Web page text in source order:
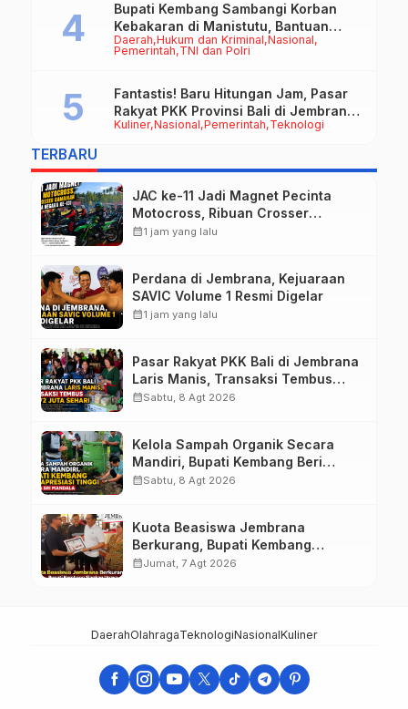
Daerah Hukum dan Kriminal Nasional
Pemerintah TNI dan Polri
Bupati Kembang Sambangi Korban
Kebakaran di Manistutu, Bantuan
Disalurkan untuk Ringankan Beban
Kuliner Nasional Pemerintah Teknologi
Fantastis! Baru Hitungan Jam, Pasar
Rakyat PKK Provinsi Bali di Jembrana
Raup Omzet Ratusan Juta
TERBARU
JAC ke-11 Jadi Magnet Pecinta
Motocross, Ribuan Crosser
Ramaikan HUT Kota Negara ke-131
calendar_month1 jam yang lalu
Perdana di Jembrana, Kejuaraan
SAVIC Volume 1 Resmi Digelar
calendar_month1 jam yang lalu
Pasar Rakyat PKK Bali di Jembrana
Laris Manis, Transaksi Tembus
Rp.672 Juta Sehari
calendar_monthSabtu, 8 Agt 2026
Kelola Sampah Organik Secara
Mandiri, Bupati Kembang Beri
Apresiasi Tinggi Warga Sri
calendar_monthSabtu, 8 Agt 2026
Kuota Beasiswa Jembrana
Berkurang, Bupati Kembang
Siapkan Upaya Penambahan di
calendar_monthJumat, 7 Agt 2026
DaerahOlahragaTeknologiNasionalKuliner